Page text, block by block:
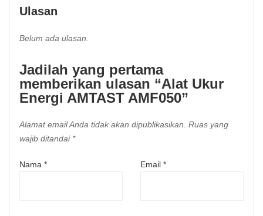
Ulasan
Belum ada ulasan.
Jadilah yang pertama
memberikan ulasan “Alat Ukur
Energi AMTAST AMF050”
Alamat email Anda tidak akan dipublikasikan. Ruas yang
wajib ditandai *
Nama * Email *